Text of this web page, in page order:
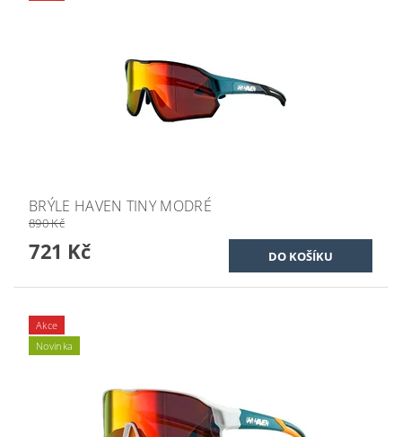
BRÝLE HAVEN TINY MODRÉ
890 Kč
721 Kč
Akce
Novinka